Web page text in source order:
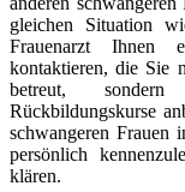
gleichen Situation
Frauenarzt Ihnen
kontaktieren, die Sie
betreut, sondern
Rückbildungskurse
schwangeren Frauen
persönlich
klären.